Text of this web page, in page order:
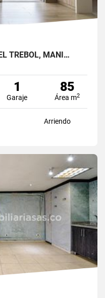
TREBOL, MANI…
1
Garaje
85
Área m2
Arriendo